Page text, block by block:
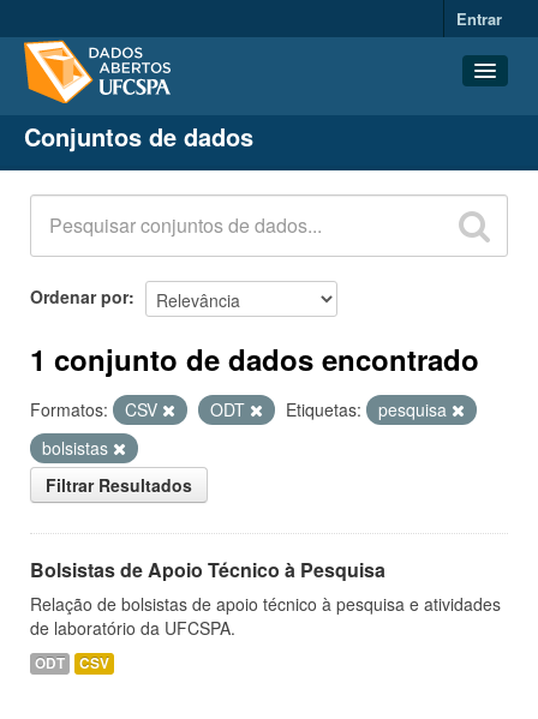
Entrar
Conjuntos de dados
Organizações
Grupos
Sobre
Conjuntos de dados
Ordenar por
1 conjunto de dados encontrado
Formatos: CSV ODT Etiquetas:
pesquisa
bolsistas
Filtrar Resultados
Bolsistas de Apoio Técnico à Pesquisa
Relação de bolsistas de apoio técnico à pesquisa e atividades
de laboratório da UFCSPA.
ODT CSV